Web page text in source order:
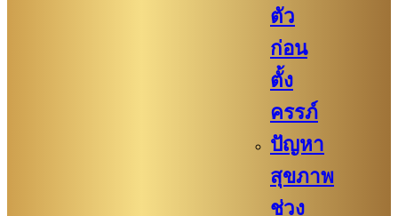
ตัว
ก่อน
ตั้ง
ครรภ์​
ปัญหา
สุขภาพ
ช่วง